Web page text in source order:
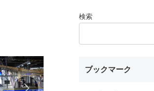
検索
ブックマーク